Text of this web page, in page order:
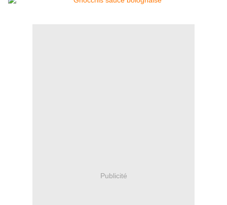
Publicité